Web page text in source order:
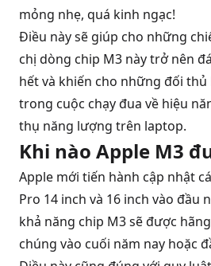
mỏng nhẹ, quá kinh ngạc!
Điều này sẽ giúp cho những
chị dòng chip M3 này trở nên
hết và khiến cho những đối thủ
trong cuộc chạy đua về hiệu
thụ năng lượng trên laptop.
Khi nào Apple M3
Apple mới tiến hành cập nhật
Pro 14 inch và 16 inch vào đầu
khả năng chip M3 sẽ được
chúng vào cuối năm nay hoặc